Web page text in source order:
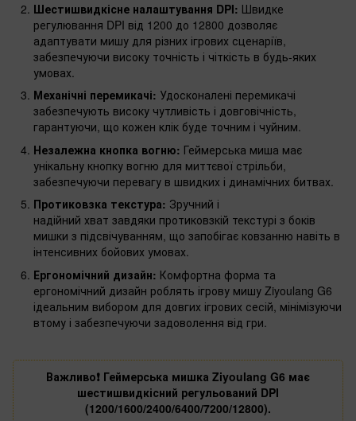
Шестишвидкісне налаштування DPI: Швидке
регулювання DPI від 1200 до 12800 дозволяє
адаптувати мишу для різних ігрових сценаріїв,
забезпечуючи високу точність і чіткість в будь-яких
умовах.
Механічні перемикачі: Удосконалені перемикачі
забезпечують високу чутливість і довговічність,
гарантуючи, що кожен клік буде точним і чуйним.
Незалежна кнопка вогню: Геймерська миша має
унікальну кнопку вогню для миттєвої стрільби,
забезпечуючи перевагу в швидких і динамічних битвах.
Протиковзка текстура: Зручний і
надійний хват завдяки протиковзкій текстурі з боків
мишки з підсвічуванням, що запобігає ковзанню навіть в
інтенсивних бойових умовах.
Ергономічний дизайн: Комфортна форма та
ергономічний дизайн роблять ігрову мишу Ziyoulang G6
ідеальним вибором для довгих ігрових сесій, мінімізуючи
втому і забезпечуючи задоволення від гри.
Важливо❗️ Геймерська мишка Ziyoulang G6 має
шестишвидкісний регульований DPI
(1200/1600/2400/6400/7200/12800).